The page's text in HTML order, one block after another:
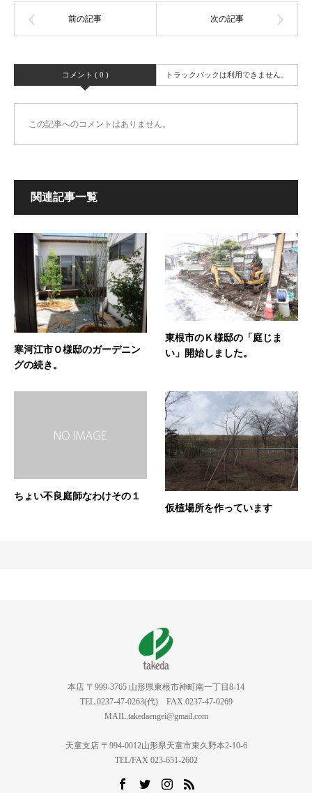
コメント ( 0 ) トラックバックは利用できません。
この記事へのコメントはありません。
関連記事一覧
寒河江市Ｏ様邸のガーデニン
グの続き。
東根市のＫ様邸の「庭じま
い」開始しました。
ちょい不良庭師なわけその１
仮植場所を作っています
本店 〒999-3765 山形県東根市神町南一丁目8-14
TEL.0237-47-0263(代) FAX.0237-47-0269
MAIL.takedaengei@gmail.com
天童支店 〒994-0012山形県天童市東久野本2-10-6
TEL/FAX 023-651-2602